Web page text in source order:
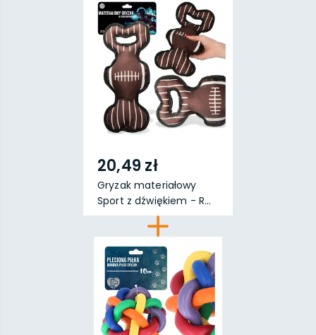
20,49 zł
Gryzak materiałowy
Sport z dźwiękiem - R...